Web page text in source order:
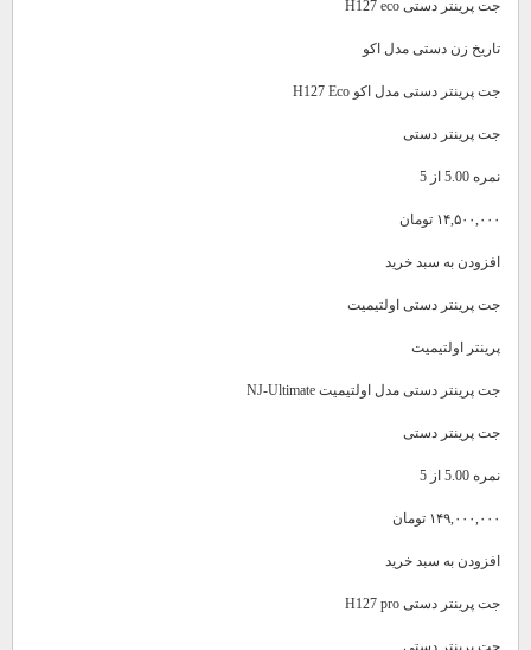
جت پرینتر دستی H127 eco
تاریخ زن دستی مدل اکو
جت پرینتر دستی مدل اکو H127 Eco
جت پرینتر دستی
نمره 5.00 از 5
۱۴,۵۰۰,۰۰۰ تومان
افزودن به سبد خرید
جت پرینتر دستی اولتیمیت
پرینتر اولتیمیت
جت پرینتر دستی مدل اولتیمیت NJ-Ultimate
جت پرینتر دستی
نمره 5.00 از 5
۱۴۹,۰۰۰,۰۰۰ تومان
افزودن به سبد خرید
جت پرینتر دستی H127 pro
جت پرینتر دستی